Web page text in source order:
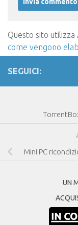
Questo sito
come vengono
SEGUICI:
Mini PC
UN